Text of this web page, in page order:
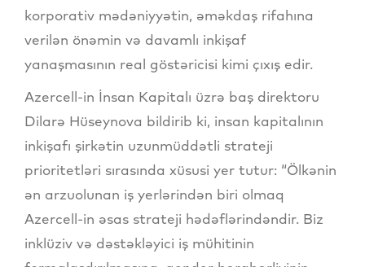
korporativ mədəniyyətin, əməkdaş rifahına
verilən önəmin və davamlı inkişaf
yanaşmasının real göstəricisi kimi çıxış edir.
Azercell-in İnsan Kapitalı üzrə baş direktoru
Dilarə Hüseynova bildirib ki, insan kapitalının
inkişafı şirkətin uzunmüddətli strateji
prioritetləri sırasında xüsusi yer tutur: “Ölkənin
ən arzuolunan iş yerlərindən biri olmaq
Azercell-in əsas strateji hədəflərindəndir. Biz
inklüziv və dəstəkləyici iş mühitinin